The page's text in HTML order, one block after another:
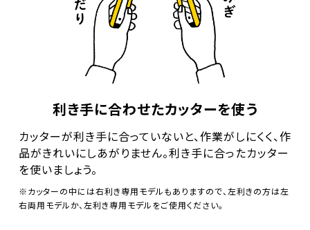
利き手に合わせたカッターを使う
カッターが利き手に合っていないと、作業がしにくく、作
品がきれいにしあがりません。利き手に合ったカッター
を使いましょう。
※カッターの中には右利き専用モデルもありますので、左利きの方は左
右両用モデルか、左利き専用モデルをご使用ください。